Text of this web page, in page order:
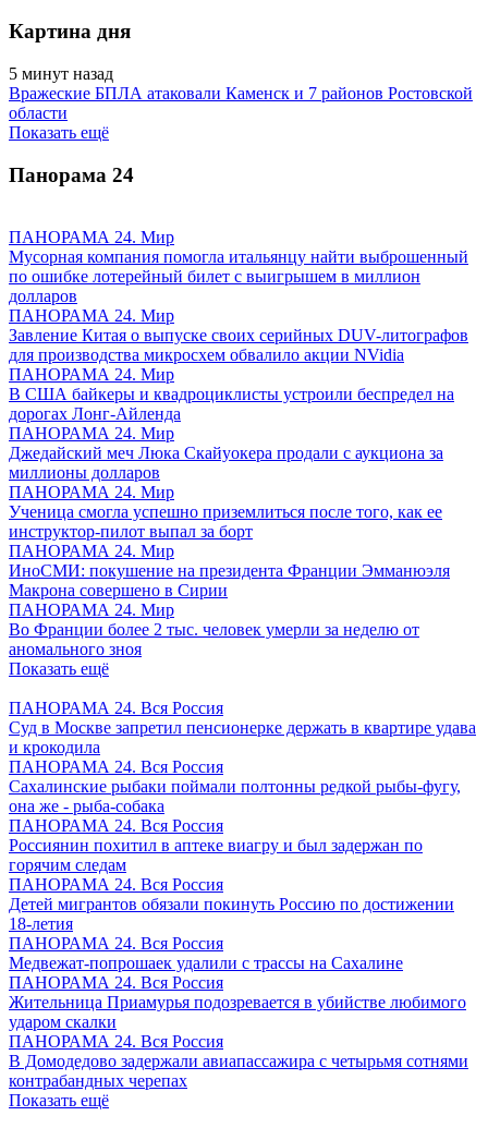
Картина дня
5 минут назад
Вражеские БПЛА атаковали Каменск и 7 районов Ростовской
области
Показать ещё
Панорама 24
ПАНОРАМА 24. Мир
Мусорная компания помогла итальянцу найти выброшенный
по ошибке лотерейный билет с выигрышем в миллион
долларов
ПАНОРАМА 24. Мир
Завление Китая о выпуске своих серийных DUV-литографов
для производства микросхем обвалило акции NVidia
ПАНОРАМА 24. Мир
В США байкеры и квадроциклисты устроили беспредел на
дорогах Лонг-Айленда
ПАНОРАМА 24. Мир
Джедайский меч Люка Скайуокера продали с аукциона за
миллионы долларов
ПАНОРАМА 24. Мир
Ученица смогла успешно приземлиться после того, как ее
инструктор-пилот выпал за борт
ПАНОРАМА 24. Мир
ИноСМИ: покушение на президента Франции Эмманюэля
Макрона совершено в Сирии
ПАНОРАМА 24. Мир
Во Франции более 2 тыс. человек умерли за неделю от
аномального зноя
Показать ещё
ПАНОРАМА 24. Вся Россия
Суд в Москве запретил пенсионерке держать в квартире удава
и крокодила
ПАНОРАМА 24. Вся Россия
Сахалинские рыбаки поймали полтонны редкой рыбы-фугу,
она же - рыба-собака
ПАНОРАМА 24. Вся Россия
Россиянин похитил в аптеке виагру и был задержан по
горячим следам
ПАНОРАМА 24. Вся Россия
Детей мигрантов обязали покинуть Россию по достижении
18-летия
ПАНОРАМА 24. Вся Россия
Медвежат-попрошаек удалили с трассы на Сахалине
ПАНОРАМА 24. Вся Россия
Жительница Приамурья подозревается в убийстве любимого
ударом скалки
ПАНОРАМА 24. Вся Россия
В Домодедово задержали авиапассажира с четырьмя сотнями
контрабандных черепах
Показать ещё